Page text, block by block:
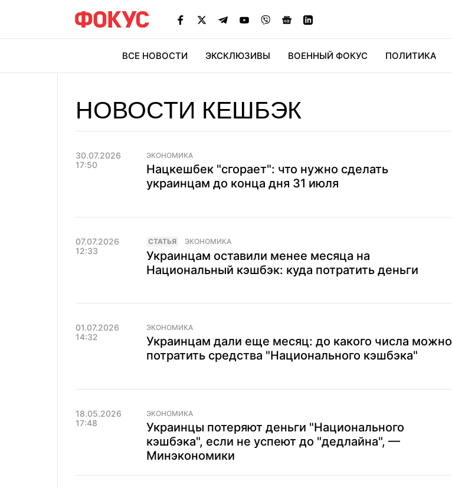
ВСЕ НОВОСТИ ЭКСКЛЮЗИВЫ ВОЕННЫЙ ФОКУС ПОЛИТИКА
НОВОСТИ КЕШБЭК
30.07.2026
17:50
ЭКОНОМИКА
Нацкешбек "сгорает": что нужно сделать
украинцам до конца дня 31 июля
07.07.2026
12:33
CТАТЬЯ ЭКОНОМИКА
Украинцам оставили менее месяца на
Национальный кэшбэк: куда потратить деньги
01.07.2026
14:32
ЭКОНОМИКА
Украинцам дали еще месяц: до какого числа можно
потратить средства "Национального кэшбэка"
18.05.2026
17:48
ЭКОНОМИКА
Украинцы потеряют деньги "Национального
кэшбэка", если не успеют до "дедлайна", —
Минэкономики